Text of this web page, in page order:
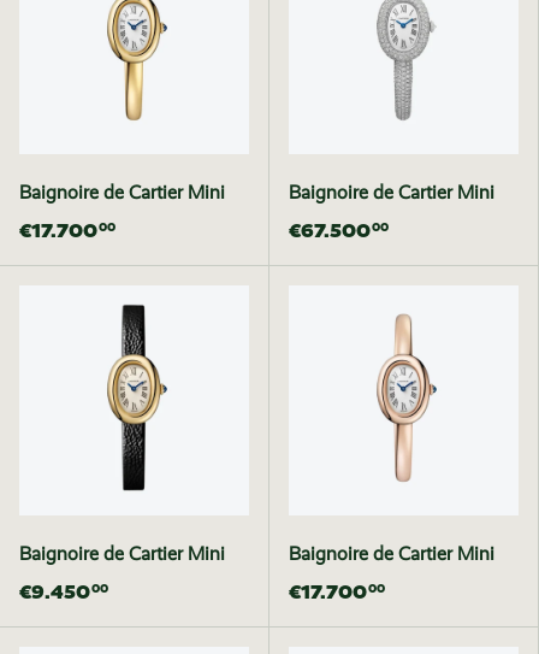
Baignoire de Cartier Mini
€17.70000
Baignoire de Cartier Mini
€67.50000
Baignoire de Cartier Mini
€9.45000
Baignoire de Cartier Mini
€17.70000